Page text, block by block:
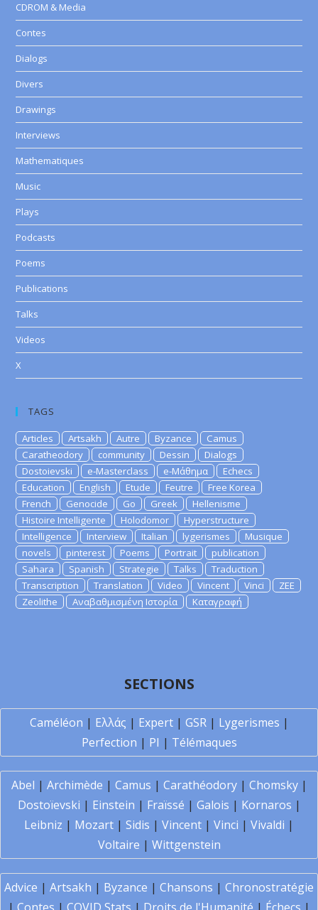
CDROM & Media
Contes
Dialogs
Divers
Drawings
Interviews
Mathematiques
Music
Plays
Podcasts
Poems
Publications
Talks
Videos
X
TAGS
Articles Artsakh Autre Byzance
Camus
Caratheodory
community Dessin
Dialogs
Dostoievski
e-Masterclass e-Μάθημα
Echecs
Education
English Etude Feutre
Free Korea
French
Genocide Go Greek
Hellenisme
Histoire Intelligente
Holodomor
Hyperstructure
Intelligence
Interview Italian lygerismes
Musique
novels
pinterest Poems Portrait
publication
Sahara
Spanish Strategie Talks
Traduction
Transcription
Translation Video Vincent Vinci
ZEE
Zeolithe
Αναβαθμισμένη Ιστορία Καταγραφή
SECTIONS
Caméléon | Ελλάς | Expert| GSR| Lygerismes |
Perfection | PI | Télémaques
Abel | Archimède | Camus | Carathéodory| Chomsky|
Dostoïevski | Einstein | Fraïssé | Galois | Kornaros |
Leibniz | Mozart | Sidis | Vincent | Vinci | Vivaldi |
Voltaire | Wittgenstein
Advice | Artsakh | Byzance | Chansons | Chronostratégie